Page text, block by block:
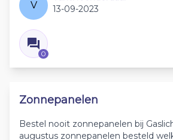
V
13-09-2023
0
Zonnepanelen
Bestel nooit zonnepanelen bij
augustus zonnepanelen besteld